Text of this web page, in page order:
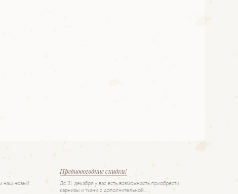
наш новый
Предновогодние скидки!
До 31 декабря у вас есть возможность приобрести
карнизы и ткани с дополнительной…